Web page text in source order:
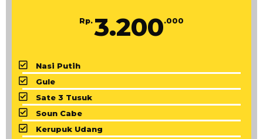
Rp. 3.200.000
Nasi Putih
Gule
Sate 3 Tusuk
Soun Cabe
Kerupuk Udang